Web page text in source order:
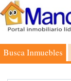
Busca Inmuebles